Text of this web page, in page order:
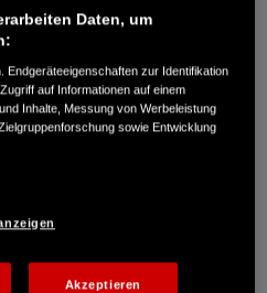
Daten, um
Endgeräteeigenschaften zur Identifikation
auf Informationen auf einem
Inhalte, Messung von Werbeleistung
sowie Entwicklung
Akzeptieren